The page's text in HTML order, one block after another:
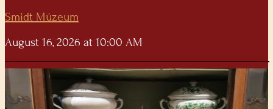
Smidt Múzeum
August 16, 2026 at 10:00 AM